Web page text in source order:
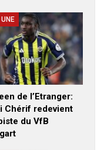
de l’Etranger:
Chérif redevient
du VfB